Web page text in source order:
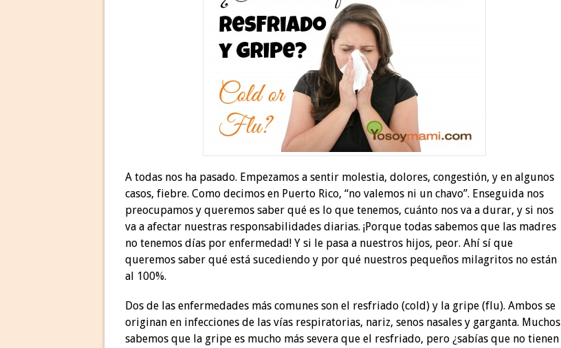
A todas nos ha pasado. Empezamos a sentir molestia, dolores, congestión, y en algunos
casos, fiebre. Como decimos en Puerto Rico, “no valemos ni un chavo”. Enseguida nos
preocupamos y queremos saber qué es lo que tenemos, cuánto nos va a durar, y si nos
va a afectar nuestras responsabilidades diarias. ¡Porque todas sabemos que las madres
no tenemos días por enfermedad! Y si le pasa a nuestros hijos, peor. Ahí sí que
queremos saber qué está sucediendo y por qué nuestros pequeños milagritos no están
al 100%.
Dos de las enfermedades más comunes son el resfriado (cold) y la gripe (flu). Ambos se
originan en infecciones de las vías respiratorias, nariz, senos nasales y garganta. Muchos
sabemos que la gripe es mucho más severa que el resfriado, pero ¿sabías que no tienen